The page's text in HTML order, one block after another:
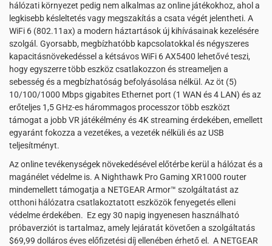
hálózati környezet pedig nem alkalmas az online játékokhoz, ahol a
legkisebb késleltetés vagy megszakítás a csata végét jelentheti. A
WiFi 6 (802.11ax) a modern háztartások új kihívásainak kezelésére
szolgál. Gyorsabb, megbízhatóbb kapcsolatokkal és négyszeres
kapacitásnövekedéssel a kétsávos WiFi 6 AX5400 lehetővé teszi,
hogy egyszerre több eszköz csatlakozzon és streameljen a
sebesség és a megbízhatóság befolyásolása nélkül. Az öt (5)
10/100/1000 Mbps gigabites Ethernet port (1 WAN és 4 LAN) és az
erőteljes 1,5 GHz-es hárommagos processzor több eszközt
támogat a jobb VR játékélmény és 4K streaming érdekében, emellett
egyaránt fokozza a vezetékes, a vezeték nélküli és az USB
teljesítményt.
Az online tevékenységek növekedésével előtérbe kerül a hálózat és a
magánélet védelme is. A Nighthawk Pro Gaming XR1000 router
mindemellett támogatja a NETGEAR Armor™ szolgáltatást az
otthoni hálózatra csatlakoztatott eszközök fenyegetés elleni
védelme érdekében. Ez egy 30 napig ingyenesen használható
próbaverziót is tartalmaz, amely lejáratát követően a szolgáltatás
$69,99 dolláros éves előfizetési díj ellenében érhető el. A NETGEAR